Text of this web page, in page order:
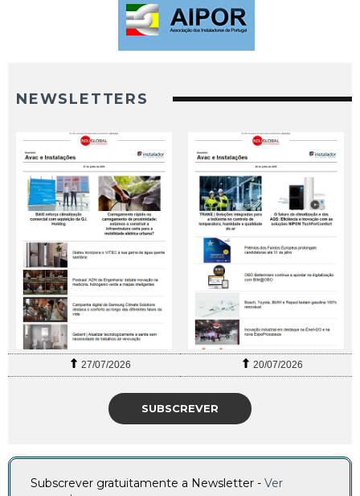
NEWSLETTERS
27/07/2026 20/07/2026
SUBSCREVER
Subscrever gratuitamente a Newsletter - Ver